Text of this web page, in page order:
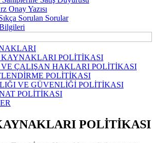
Onay Yazısı
Sorulan Sorular
POLİTİKASI
ÇALIŞAN HAKLARI POLİTİKASI
POLİTİKASI
VE GÜVENLİĞİ POLİTİKASI
POLİTİKASI
POLİTİKASI